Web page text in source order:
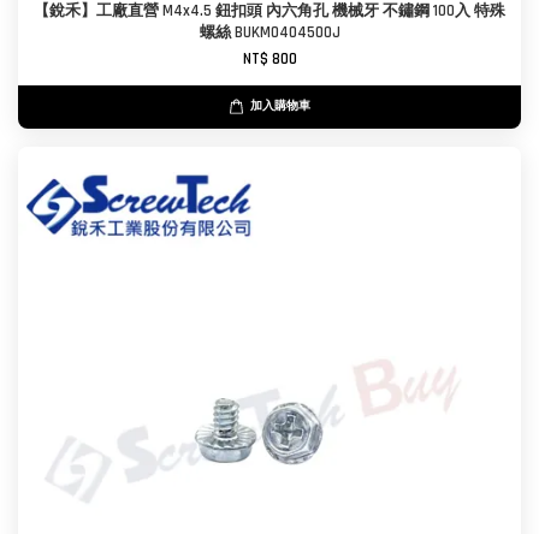
【銳禾】工廠直營 M4x4.5 鈕扣頭 內六角孔 機械牙 不鏽鋼 100入 特殊
螺絲 BUKM0404500J
NT$ 800
加入購物車